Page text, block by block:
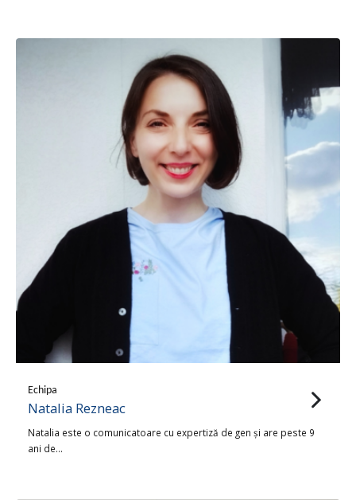
Echipa
Natalia Rezneac
Natalia este o comunicatoare cu expertiză de gen și are peste 9
ani de…